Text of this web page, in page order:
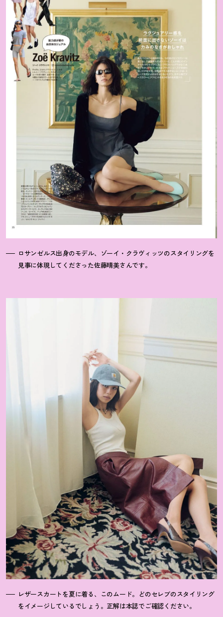
ロサンゼルス出身のモデル、ゾーイ・クラヴィッツのスタイリングを
見事に体現してくださった佐藤晴美さんです。
レザースカートを夏に着る、このムード。どのセレブのスタイリング
をイメージしているでしょう。正解は本誌でご確認ください。